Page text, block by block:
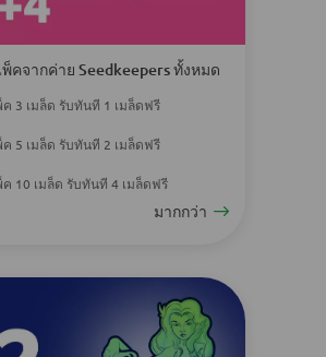
คจากค่าย Seedkeepers ทั้งหมด
ค 3 เมล็ด รับทันที 1 เมล็ดฟรี
ค 5 เมล็ด รับทันที 2 เมล็ดฟรี
ค 10 เมล็ด รับทันที 4 เมล็ดฟรี
มากกว่า